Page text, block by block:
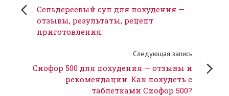
Сельдереевый суп для похудения —
отзывы, результаты, рецепт
приготовления.
Следующая запись
Сиофор 500 для похудения — отзывы и
рекомендации. Как похудеть с
таблетками Сиофор 500?